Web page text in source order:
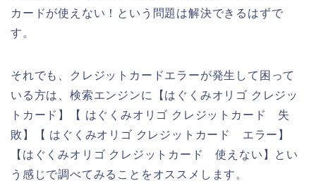
カードが使えない！という問題は解決できるはずで
す。
それでも、クレジットカードエラーが発生して困って
いる方は、検索エンジンに【はぐくみオリゴ クレジッ
トカード】【 はぐくみオリゴ クレジットカード 失
敗】【 はぐくみオリゴ クレジットカード エラー】
【はぐくみオリゴ クレジットカード 使えない】とい
う感じで調べてみることをオススメします。